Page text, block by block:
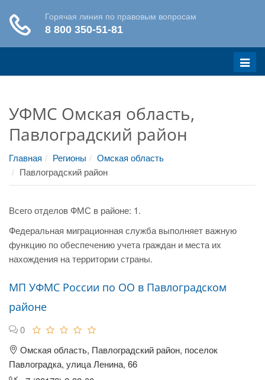
Меню
УФМС Омская область,
Павлоградский район
Главная Регионы
Омская область
Павлоградский район
Всего отделов ФМС в районе: 1.
Федеральная миграционная служба выполняет важную
функцию по обеспечению учета граждан и места их
нахождения на территории страны.
МП УФМС России по ОО в Павлоградском
районе
0
Омская область, Павлоградский район, поселок
Павлоградка, улица Ленина, 66